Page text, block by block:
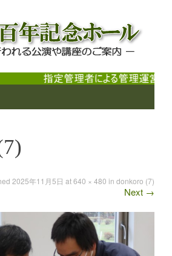
年記念ホール
公演や講座のご案内
2025年11月5日 at640 × 480 in donkoro (7)
Next →